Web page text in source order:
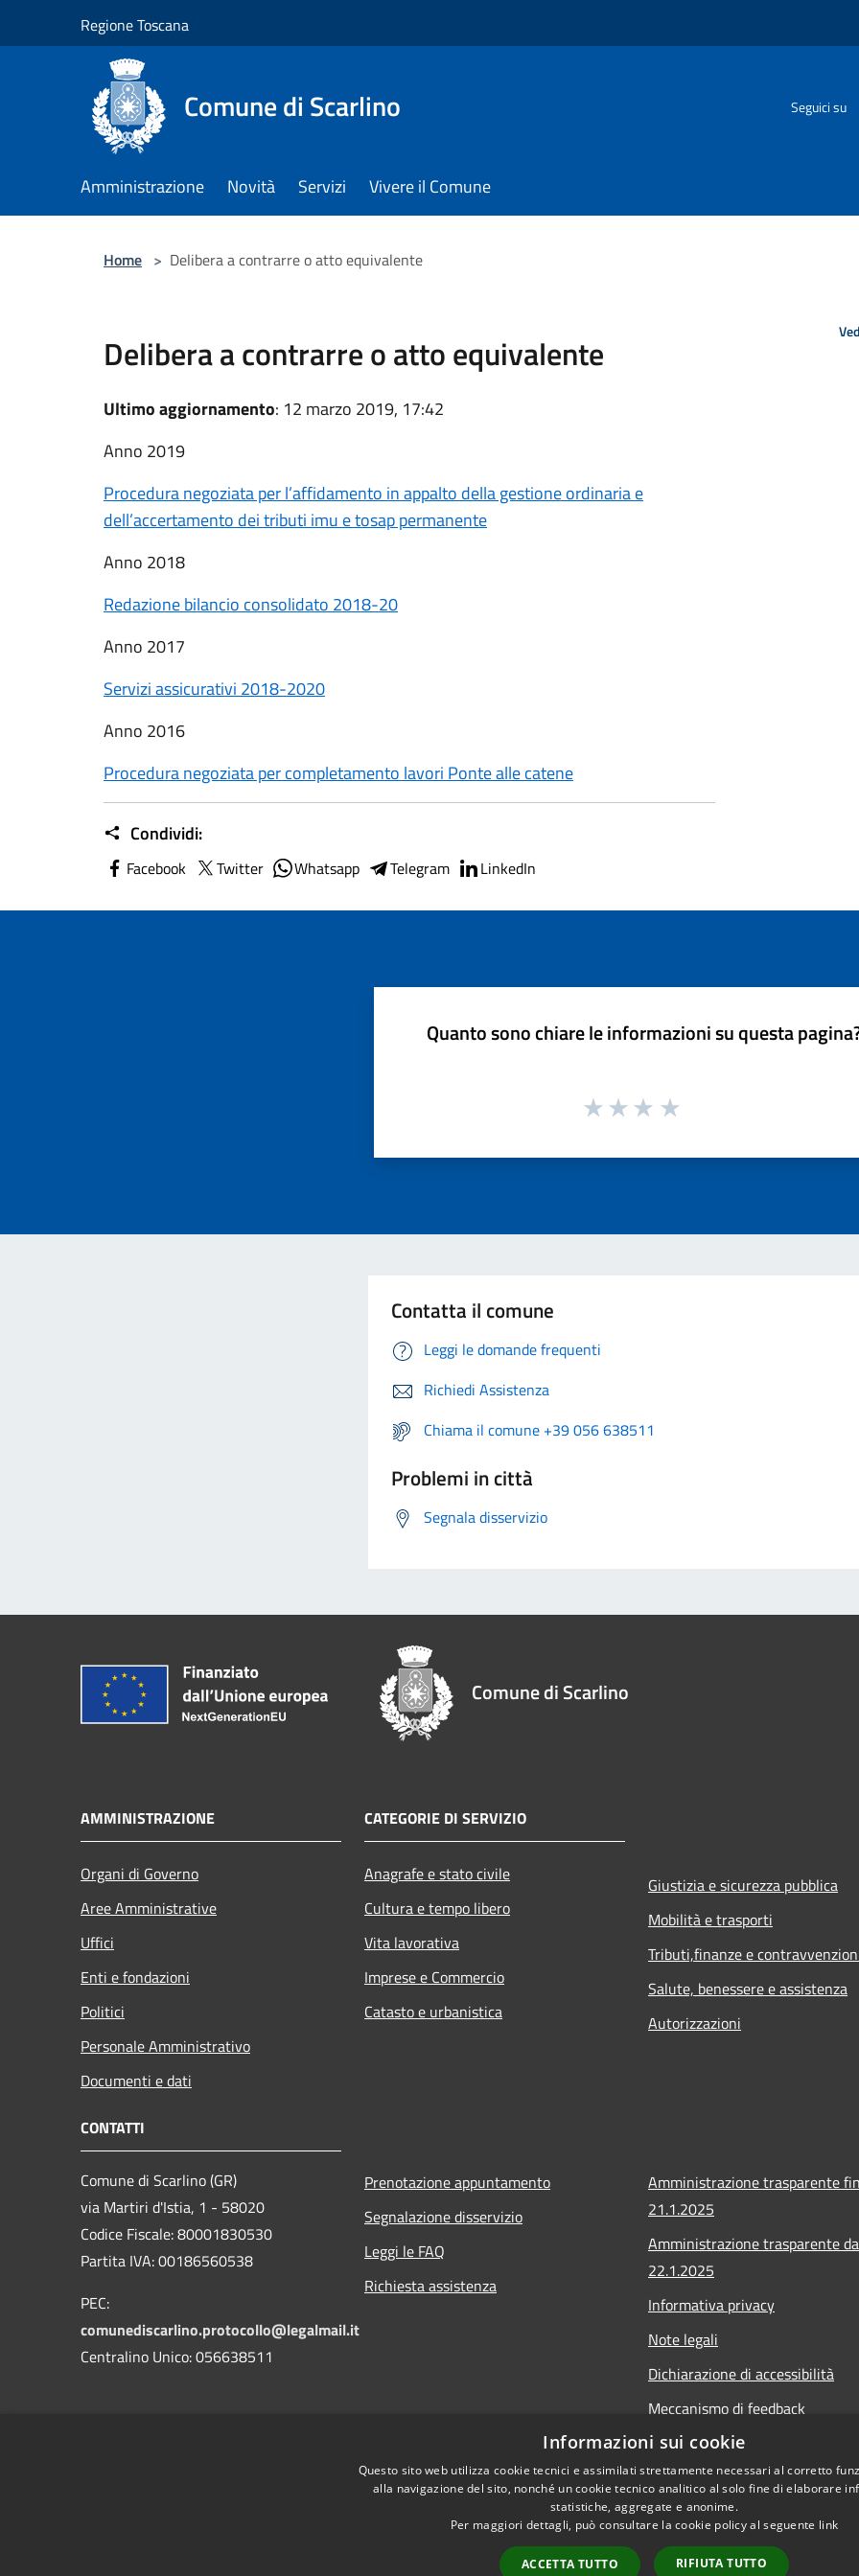
Regione Toscana
Comune di Scarlino Seguici su
Amministrazione Novità Servizi Vivere il Comune
Home > Delibera a contrarre o atto equivalente
Delibera a contrarre o atto equivalente
Ultimo aggiornamento: 12 marzo 2019, 17:42
Anno 2019
Procedura negoziata per l’affidamento in appalto della gestione ordinaria e
dell’accertamento dei tributi imu e tosap permanente
Anno 2018
Redazione bilancio consolidato 2018-20
Anno 2017
Servizi assicurativi 2018-2020
Anno 2016
Procedura negoziata per completamento lavori Ponte alle catene
Condividi:
Facebook Twitter Whatsapp Telegram LinkedIn
Quanto sono chiare le informazioni su questa
Contatta il comune
Leggi le domande frequenti
Richiedi Assistenza
Chiama il comune +39 056 638511
Problemi in città
Segnala disservizio
Comune di Scarlino
AMMINISTRAZIONE
Organi di Governo
Aree Amministrative
Uffici
Enti e fondazioni
Politici
Personale Amministrativo
Documenti e dati
CATEGORIE DI SERVIZIO
Anagrafe e stato civile
Cultura e tempo libero
Vita lavorativa
Imprese e Commercio
Catasto e urbanistica
Giustizia e sicurezza pubblica
Mobilità e trasporti
Tributi,finanze e
Salute, benessere e assistenza
Autorizzazioni
CONTATTI
Comune di Scarlino (GR)
via Martiri d'Istia, 1 - 58020
Codice Fiscale: 80001830530
Partita IVA: 00186560538
PEC:
comunediscarlino.protocollo@legalmail.it
Centralino Unico: 056638511
Prenotazione appuntamento
Segnalazione disservizio
Leggi le FAQ
Richiesta assistenza
Amministrazione trasparente
21.1.2025
Amministrazione trasparente
22.1.2025
Informativa privacy
Note legali
Dichiarazione di accessibilità
Meccanismo di feedback
Whistleblowing
Copyright © 2020 •
Informazioni sui cookie
Questo sito web utilizza cookie tecnici e assimilati strettamente necessari al corretto
alla navigazione del sito, nonché un cookie tecnico analitico al solo fine di elaborare
statistiche, aggregate e anonime.
Per maggiori dettagli, può consultare la cookie policy al seguente link
ACCETTA TUTTO RIFIUTA TUTTO